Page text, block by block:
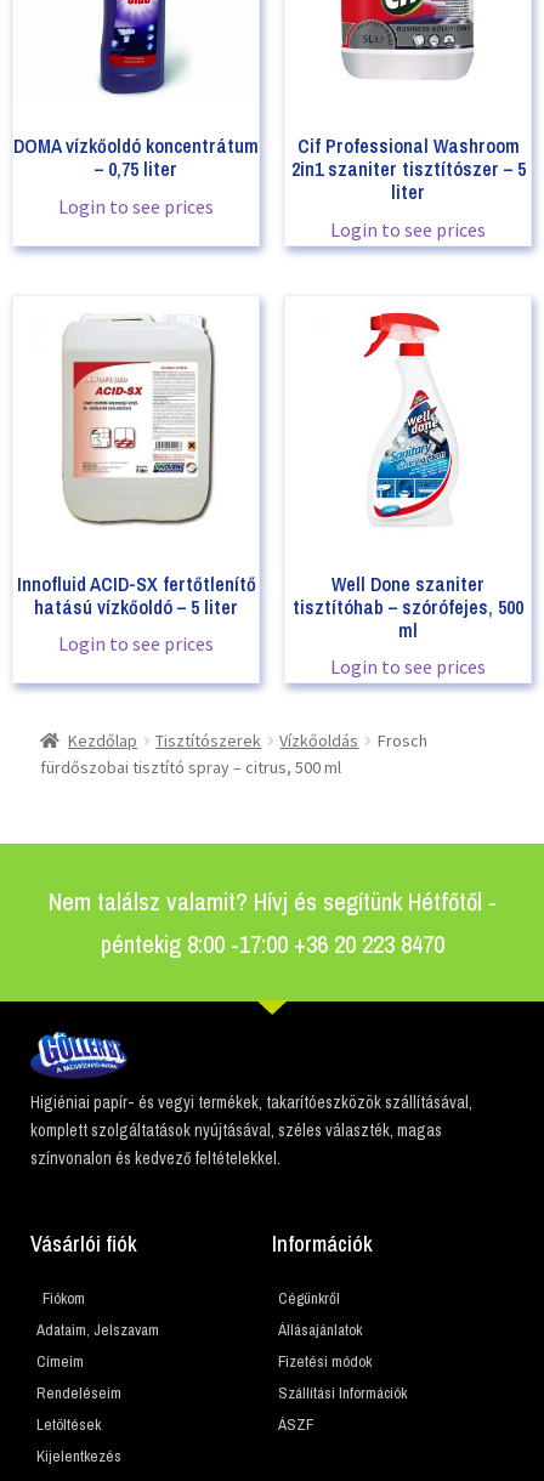
DOMA vízkőoldó koncentrátum
– 0,75 liter
Login to see prices
Cif Professional Washroom
2in1 szaniter tisztítószer – 5
liter
Login to see prices
Innofluid ACID-SX fertőtlenítő
hatású vízkőoldó – 5 liter
Login to see prices
Well Done szaniter
tisztítóhab – szórófejes, 500
ml
Login to see prices
Kezdőlap Tisztítószerek Vízkőoldás
Frosch
fürdőszobai tisztító spray – citrus, 500 ml
Nem találsz valamit? Hívj és segítünk Hétfőtől -
péntekig 8:00 -17:00 +36 20 223 8470
Higiéniai papír- és vegyi termékek, takarítóeszközök szállításával,
komplett szolgáltatások nyújtásával, széles választék, magas
színvonalon és kedvező feltételekkel.
Vásárlói fiók
Fiókom
Adataim, Jelszavam
Címeim
Rendeléseim
Letöltések
Kijelentkezés
Információk
Cégünkről
Állásajánlatok
Fizetési módok
Szállítási Információk
ÁSZF